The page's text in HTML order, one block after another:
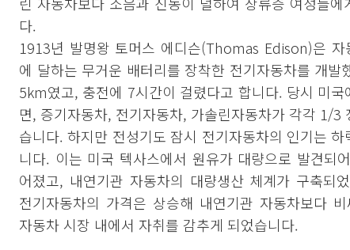
다.
1913년 발명왕 토머스 에디슨(Thomas Edison)은
에 달하는 무거운 배터리를 장착한 전기자동차를 개발
5km였고, 충전에 7시간이 걸렸다고 합니다. 당시 미국
면, 증기자동차, 전기자동차, 가솔린자동차가 각각 1/3
습니다. 하지만 전성기도 잠시 전기자동차의 인기는
니다. 이는 미국 텍사스에서 원유가 대량으로 발견되
어졌고, 내연기관 자동차의 대량생산 체계가 구축되
전기자동차의 가격은 상승해 내연기관 자동차보다
자동차 시장 내에서 자취를 감추게 되었습니다.